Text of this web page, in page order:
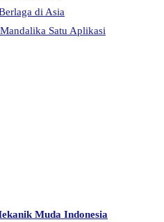
di Asia
Satu Aplikasi
Muda Indonesia